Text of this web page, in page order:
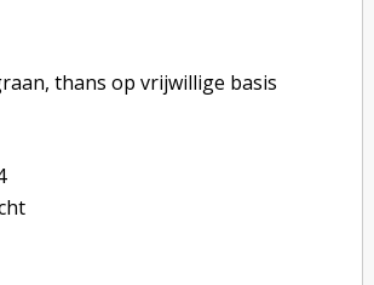
thans op vrijwillige basis